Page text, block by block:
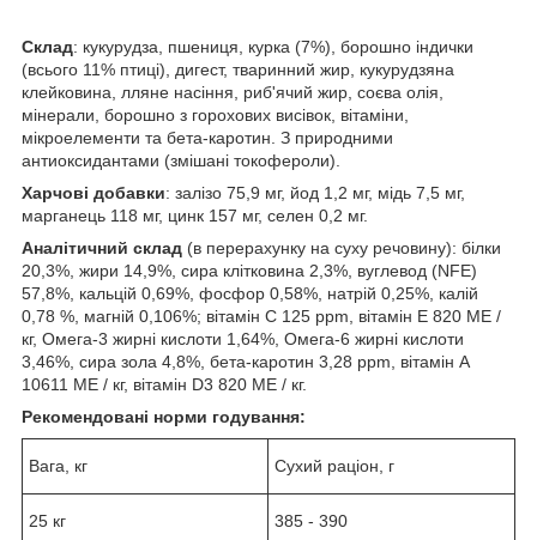
Склад: кукурудза, пшениця, курка (7%), борошно індички
(всього 11% птиці), дигест, тваринний жир, кукурудзяна
клейковина, лляне насіння, риб'ячий жир, соєва олія,
мінерали, борошно з горохових висівок, вітаміни,
мікроелементи та бета-каротин. З природними
антиоксидантами (змішані токофероли).
Харчові добавки: залізо 75,9 мг, йод 1,2 мг, мідь 7,5 мг,
марганець 118 мг, цинк 157 мг, селен 0,2 мг.
Аналітичний склад (в перерахунку на суху речовину): білки
20,3%, жири 14,9%, сира клітковина 2,3%, вуглевод (NFE)
57,8%, кальцій 0,69%, фосфор 0,58%, натрій 0,25%, калій
0,78 %, магній 0,106%; вітамін C 125 ppm, вітамін E 820 ME /
кг, Омега-3 жирні кислоти 1,64%, Омега-6 жирні кислоти
3,46%, сира зола 4,8%, бета-каротин 3,28 ppm, вітамін A
10611 ME / кг, вітамін D3 820 ME / кг.
Рекомендовані норми годування:
Вага, кг Сухий раціон, г
25 кг 385 - 390